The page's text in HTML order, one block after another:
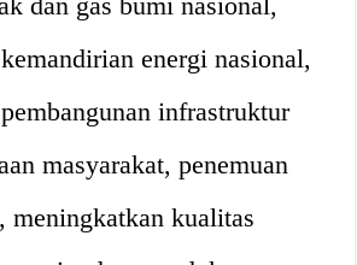
energi nasional,
infrastruktur
masyarakat, penemuan
meningkatkan kualitas